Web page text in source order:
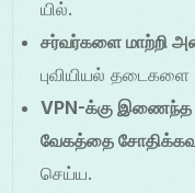
யில்.
சர்வர்களை மாற்றி
புவியியல்
VPN-க்கு இணைந்த
வேகத்தை
செய்ய.